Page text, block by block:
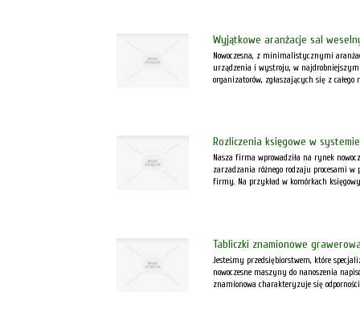
Wyjątkowe aranżacje sal
Nowoczesna, z minimalistycznymi
urządzenia i wystroju, w najdrobniejszym
organizatorów, zgłaszających się z całego
Rozliczenia księgowe w systemie
Nasza firma wprowadziła na rynek
zarzadzania różnego rodzaju procesami
firmy. Na przykład w komórkach
Tabliczki znamionowe
Jesteśmy przedsiębiorstwem, które
nowoczesne maszyny do nanoszenia
znamionowa charakteryzuje się